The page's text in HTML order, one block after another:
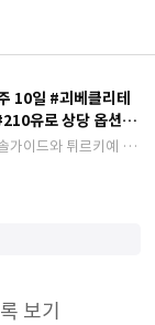
10일 #괴베클리테
유로 상당 옵션,
가이드와 튀르키예 내
보기